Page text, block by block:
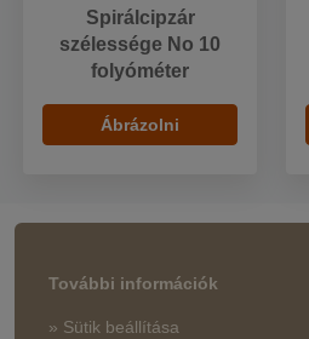
Spirálcipzár
szélessége No 10
folyóméter
Ábrázolni
További információk
» Sütik beállítása